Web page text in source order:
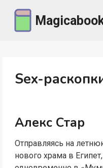
содержимому
Sex-
Алекс Стар
Отправляясь на
нового храма в